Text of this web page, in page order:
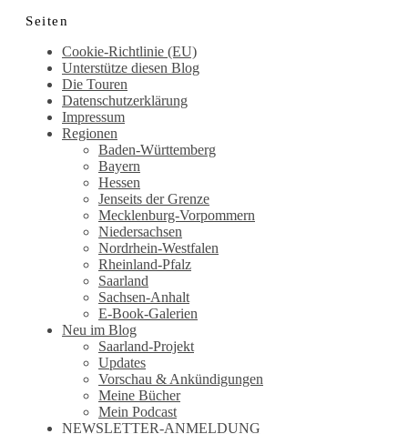
Seiten
Cookie-Richtlinie (EU)
Unterstütze diesen Blog
Die Touren
Datenschutzerklärung
Impressum
Regionen
Baden-Württemberg
Bayern
Hessen
Jenseits der Grenze
Mecklenburg-Vorpommern
Niedersachsen
Nordrhein-Westfalen
Rheinland-Pfalz
Saarland
Sachsen-Anhalt
E-Book-Galerien
Neu im Blog
Saarland-Projekt
Updates
Vorschau & Ankündigungen
Meine Bücher
Mein Podcast
NEWSLETTER-ANMELDUNG